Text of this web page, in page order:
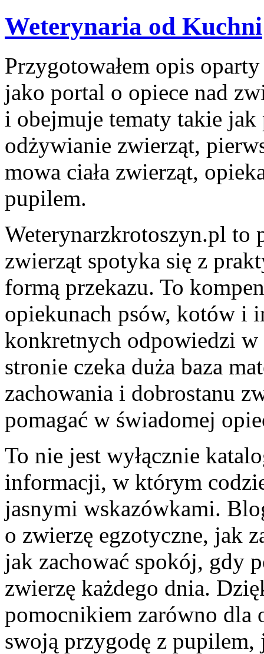
Weterynaria od Kuchni
Przygotowałem opis
jako portal o opiece nad
i obejmuje tematy takie
odżywianie zwierząt,
mowa ciała zwierząt,
pupilem.
Weterynarzkrotoszyn.pl to
zwierząt spotyka się z
formą przekazu. To
opiekunach psów, kotów i
konkretnych odpowiedzi
stronie czeka duża baza
zachowania i dobrostanu
pomagać w świadomej
To nie jest wyłącznie
informacji, w którym
jasnymi wskazówkami.
o zwierzę egzotyczne, jak
jak zachować spokój, gdy
zwierzę każdego dnia.
pomocnikiem zarówno dla
swoją przygodę z